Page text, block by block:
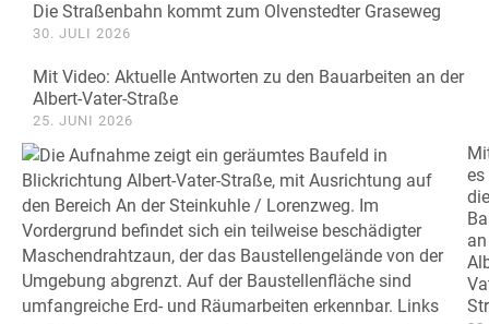
Die Straßenbahn kommt zum Olvenstedter Graseweg
30. JULI 2026
Mit Video: Aktuelle Antworten zu den Bauarbeiten an der
Albert-Vater-Straße
25. JUNI 2026
es
die